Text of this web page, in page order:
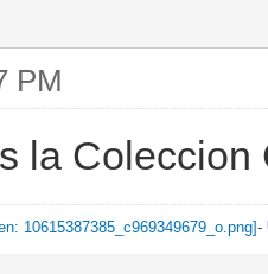
PM
la Coleccion
-